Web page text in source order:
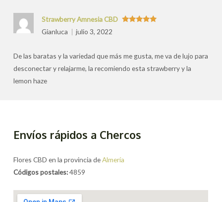
Strawberry Amnesia CBD
Gianluca
julio 3, 2022
De las baratas y la variedad que más me gusta, me va de lujo para
desconectar y relajarme, la recomiendo esta strawberry y la
lemon haze
Envíos rápidos a Chercos
Flores CBD en la provincia deAlmería
Códigos postales:4859